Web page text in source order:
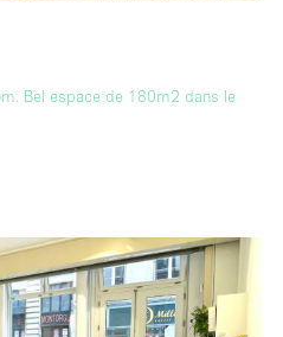
Bel espace de 180m2 dans le